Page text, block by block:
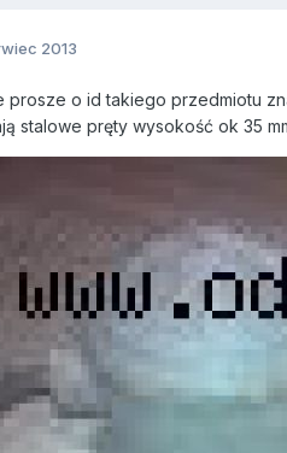
2013
prosze o id takiego przedmiotu
stalowe pręty wysokość ok 35